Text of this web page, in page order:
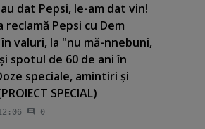
au dat Pepsi, le-am dat vin!
reclamă Pepsi cu Dem
valuri, la "nu mă-nnebuni,
spotul de 60 de ani în
speciale, amintiri şi
SPECIAL)
0